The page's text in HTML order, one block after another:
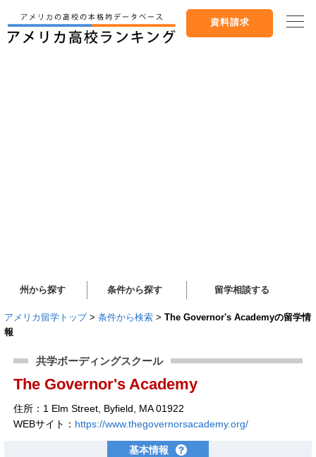
資料請求
州から探す 条件から探す 留学相談する
アメリカ留学トップ > 条件から検索 > The Governor's Academyの留学情
報
共学ボーディングスクール
The Governor's Academy
住所：1 Elm Street, Byfield, MA 01922
WEBサイト： https://www.thegovernorsacademy.org/
基本情報